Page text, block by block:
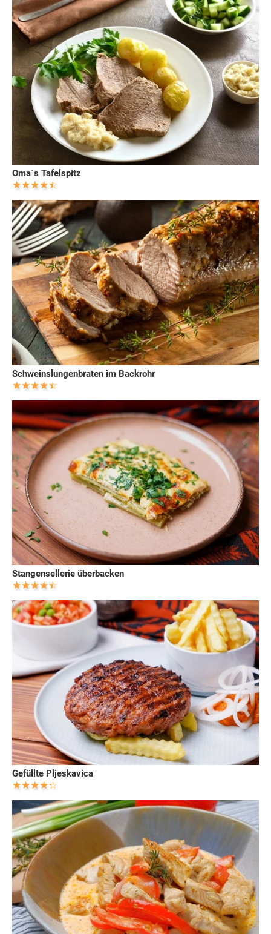
Oma´s Tafelspitz
Schweinslungenbraten im Backrohr
Stangensellerie überbacken
Gefüllte Pljeskavica